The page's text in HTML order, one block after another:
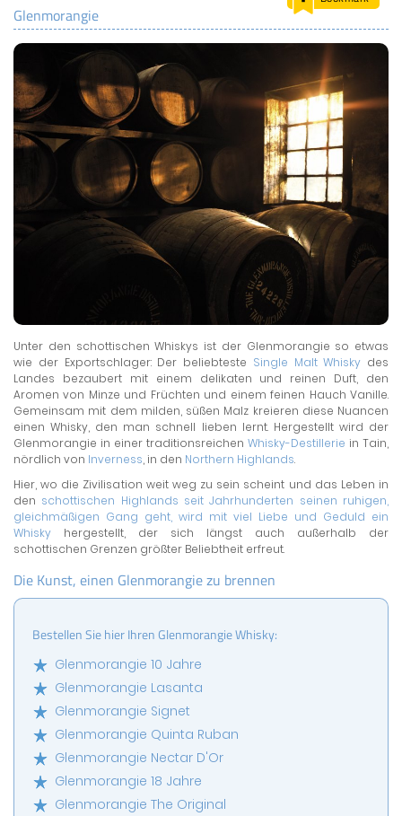
ENGLISCH
ENGLAND ZUHAUSE
BRITISH SHOP
Glenmorangie
Unter den schottischen Whiskys ist der Glenmorangie so etwas
wie der Exportschlager: Der beliebteste Single Malt Whisky des
Landes bezaubert mit einem delikaten und reinen Duft, den
Aromen von Minze und Früchten und einem feinen Hauch Vanille.
Gemeinsam mit dem milden, süßen Malz kreieren diese Nuancen
einen Whisky, den man schnell lieben lernt. Hergestellt wird der
Glenmorangie in einer traditionsreichen Whisky-Destillerie in Tain,
nördlich von Inverness, in den Northern Highlands.
Hier, wo die Zivilisation weit weg zu sein scheint und das Leben in
den schottischen Highlands seit Jahrhunderten seinen ruhigen,
gleichmäßigen Gang geht, wird mit viel Liebe und Geduld ein
Whisky hergestellt, der sich längst auch außerhalb der
schottischen Grenzen größter Beliebtheit erfreut.
Die Kunst, einen Glenmorangie zu brennen
Bestellen Sie hier Ihren Glenmorangie Whisky:
Glenmorangie 10 Jahre
Glenmorangie Lasanta
Glenmorangie Signet
Glenmorangie Quinta Ruban
Glenmorangie Nectar D'Or
Glenmorangie 18 Jahre
Glenmorangie The Original